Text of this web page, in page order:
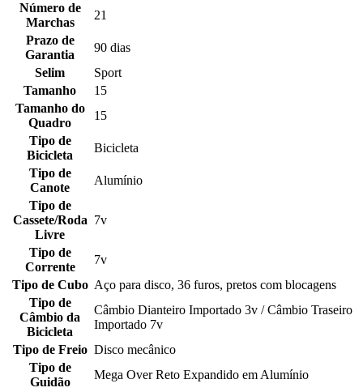
Número de
Marchas
21
Prazo de
Garantia
90 dias
Selim
Sport
Tamanho
15
Tamanho do
Quadro
15
Tipo de
Bicicleta
Bicicleta
Tipo de
Canote
Alumínio
Tipo de
Cassete/Roda
Livre
7v
Tipo de
Corrente
7v
Tipo de Cubo Aço para disco, 36 furos, pretos com blocagens
Tipo de
Câmbio da
Bicicleta
Câmbio Dianteiro Importado 3v / Câmbio Traseiro
Importado 7v
Tipo de Freio Disco mecânico
Tipo de
Guidão
Mega Over Reto Expandido em Alumínio